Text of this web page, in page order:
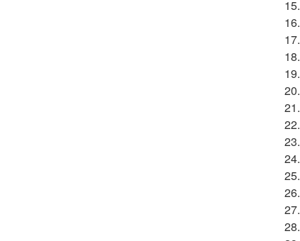
15.
16.
17.
18.
19.
20.
21.
22.
23.
24.
25.
26.
27.
28.